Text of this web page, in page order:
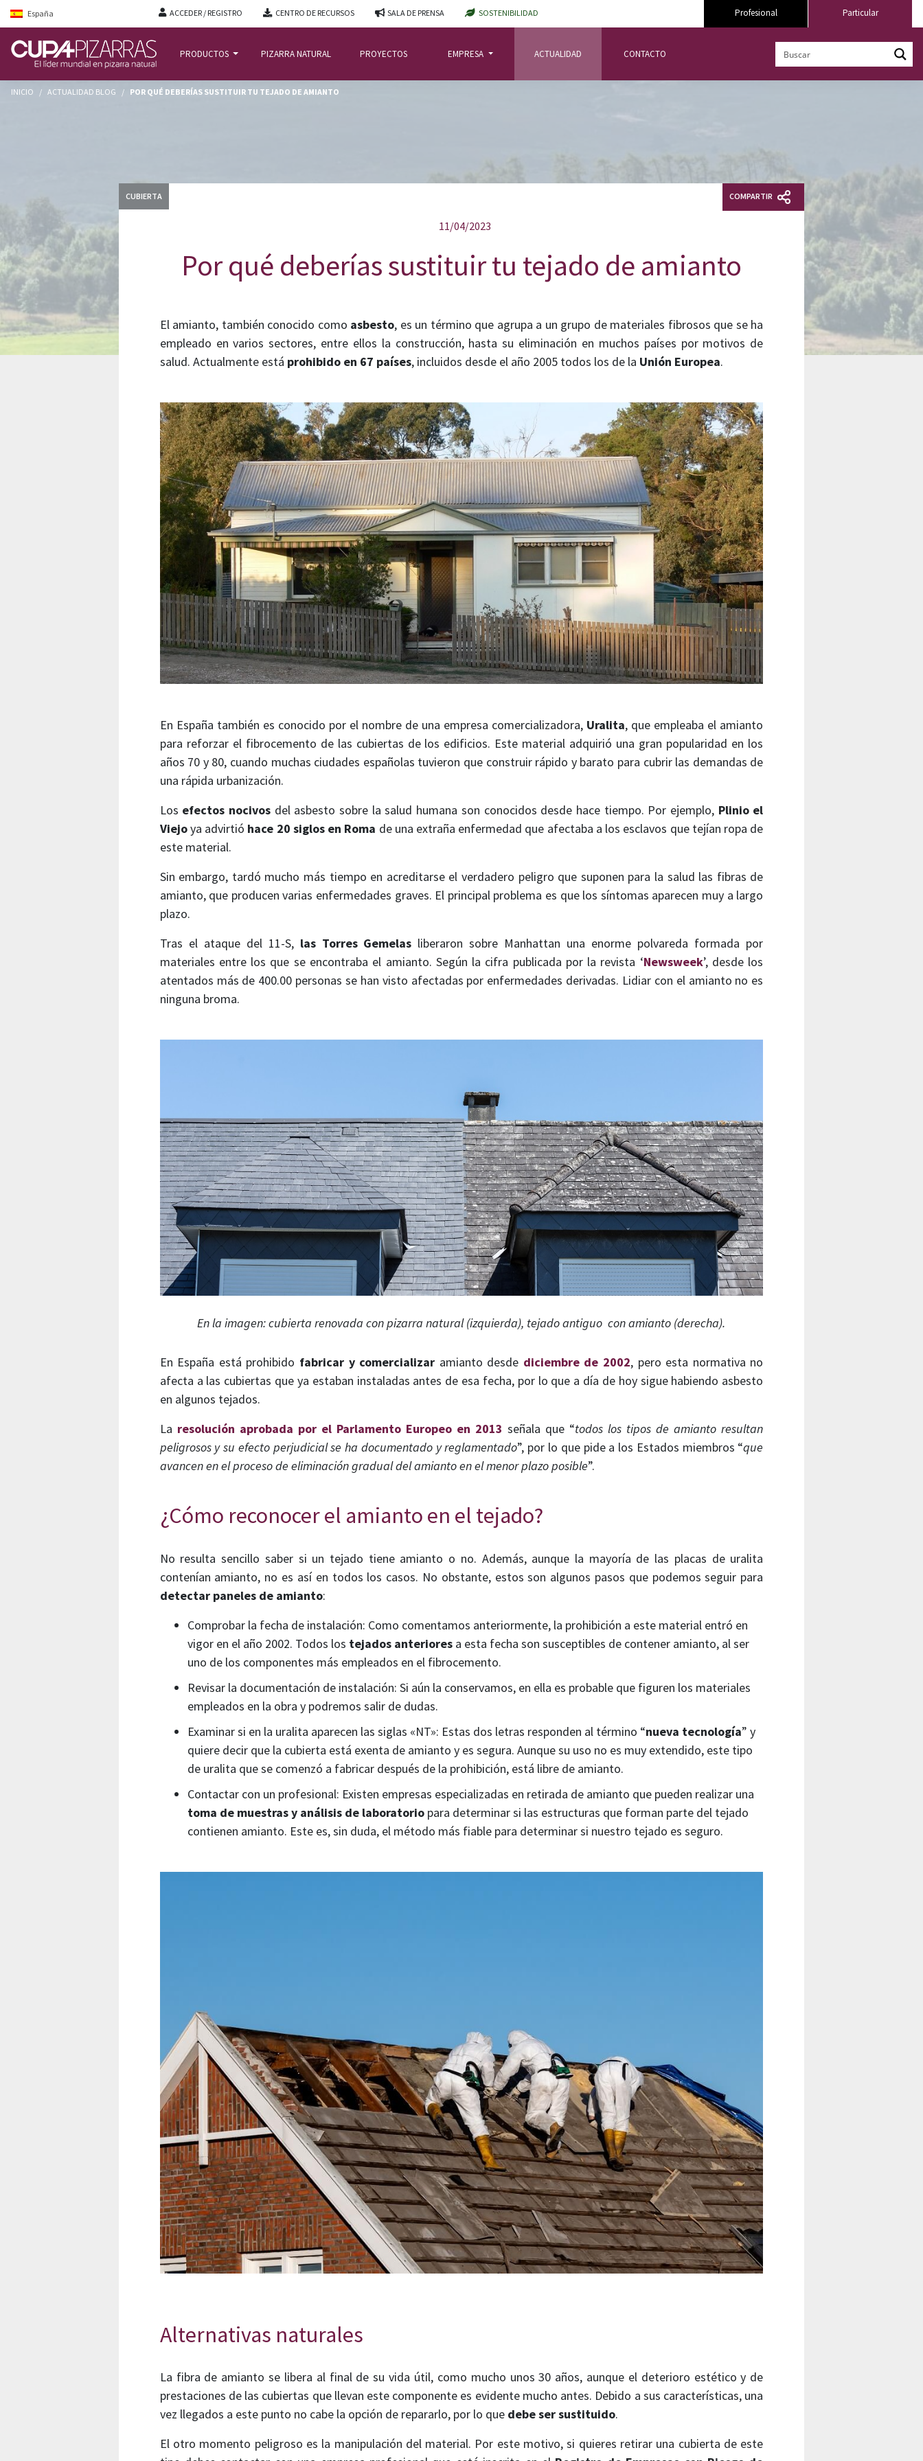
España ACCEDER / REGISTRO CENTRO DE RECURSOS SALA DE PRENSA SOSTENIBILIDAD Particular
Profesional
PRODUCTOS PIZARRA NATURAL PROYECTOS EMPRESA ACTUALIDAD CONTACTO
INICIO / ACTUALIDAD BLOG / POR QUÉ DEBERÍAS SUSTITUIR TU TEJADO DE AMIANTO
CUBIERTA
11/04/2023
COMPARTIR
Por qué deberías sustituir tu tejado de amianto
El amianto, también conocido como asbesto, es un término que agrupa a un grupo de materiales fibrosos que se ha
empleado en varios sectores, entre ellos la construcción, hasta su eliminación en muchos países por motivos de
salud. Actualmente está prohibido en 67 países, incluidos desde el año 2005 todos los de la Unión Europea.
En España también es conocido por el nombre de una empresa comercializadora, Uralita, que empleaba el amianto
para reforzar el fibrocemento de las cubiertas de los edificios. Este material adquirió una gran popularidad en los
años 70 y 80, cuando muchas ciudades españolas tuvieron que construir rápido y barato para cubrir las demandas de
una rápida urbanización.
Los efectos nocivos del asbesto sobre la salud humana son conocidos desde hace tiempo. Por ejemplo, Plinio el
Viejoya advirtió hace 20 siglos en Roma de una extraña enfermedad que afectaba a los esclavos que tejían ropa de
este material.
Sin embargo, tardó mucho más tiempo en acreditarse el verdadero peligro que suponen para la salud las fibras de
amianto, que producen varias enfermedades graves. El principal problema es que los síntomas aparecen muy a largo
plazo.
Tras el ataque del 11-S, las Torres Gemelas liberaron sobre Manhattan una enorme polvareda formada por
materiales entre los que se encontraba el amianto. Según la cifra publicada por la revista ‘Newsweek’, desde los
atentados más de 400.00 personas se han visto afectadas por enfermedades derivadas. Lidiar con el amianto no es
ninguna broma.
En la imagen: cubierta renovada con pizarra natural (izquierda), tejado antiguo con amianto (derecha).
En España está prohibido fabricar y comercializar amianto desde diciembre de 2002, pero esta normativa no
afecta a las cubiertas que ya estaban instaladas antes de esa fecha, por lo que a día de hoy sigue habiendo asbesto
en algunos tejados.
La resolución aprobada por el Parlamento Europeo en 2013 señala que “todos los tipos de amianto resultan
peligrosos y su efecto perjudicial se ha documentado y reglamentado”, por lo que pide a los Estados miembros “que
avancen en el proceso de eliminación gradual del amianto en el menor plazo posible”.
¿Cómo reconocer el amianto en el tejado?
No resulta sencillo saber si un tejado tiene amianto o no. Además, aunque la mayoría de las placas de uralita
contenían amianto, no es así en todos los casos. No obstante, estos son algunos pasos que podemos seguir para
detectar paneles de amianto:
Comprobar la fecha de instalación: Como comentamos anteriormente, la prohibición a este material entró en
vigor en el año 2002. Todos los tejados anterioresa esta fecha son susceptibles de contener amianto, al ser
uno de los componentes más empleados en el fibrocemento.
Revisar la documentación de instalación: Si aún la conservamos, en ella es probable que figuren los materiales
empleados en la obra y podremos salir de dudas.
Examinar si en la uralita aparecen las siglas «NT»: Estas dos letras responden al término “nueva tecnología” y
quiere decir que la cubierta está exenta de amianto y es segura. Aunque su uso no es muy extendido, este tipo
de uralita que se comenzó a fabricar después de la prohibición, está libre de amianto.
Contactar con un profesional: Existen empresas especializadas en retirada de amianto que pueden realizar una
toma de muestras y análisis de laboratoriopara determinar si las estructuras que forman parte del tejado
contienen amianto. Este es, sin duda, el método más fiable para determinar si nuestro tejado es seguro.
Alternativas naturales
La fibra de amianto se libera al final de su vida útil, como mucho unos 30 años, aunque el deterioro estético y de
prestaciones de las cubiertas que llevan este componente es evidente mucho antes. Debido a sus características, una
vez llegados a este punto no cabe la opción de repararlo, por lo que debe ser sustituido.
El otro momento peligroso es la manipulación del material. Por este motivo, si quieres retirar una cubierta de este